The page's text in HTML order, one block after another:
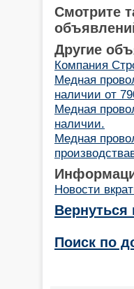
Смотрите
Другие
Компания
Медная
наличии от
Медная
наличии.
Медная
Новости
Поиск по